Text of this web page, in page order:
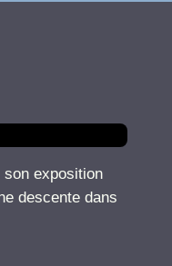
son exposition
descente dans